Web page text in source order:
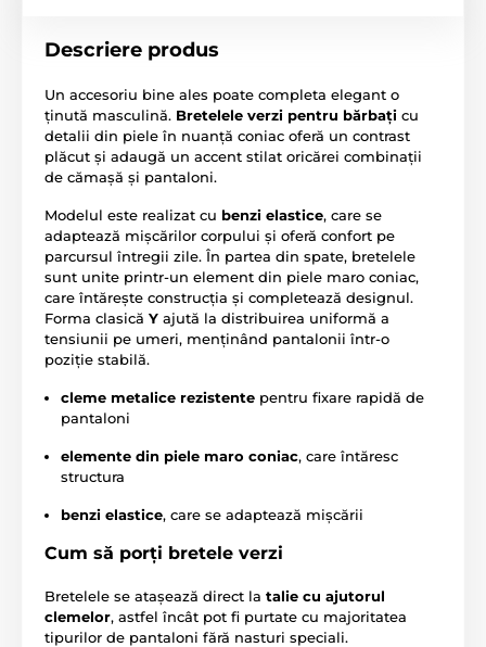
Descriere produs
Un accesoriu bine ales poate completa elegant o
ținută masculină. Bretelele verzi pentru bărbați cu
detalii din piele în nuanță coniac oferă un contrast
plăcut și adaugă un accent stilat oricărei combinații
de cămașă și pantaloni.
Modelul este realizat cu benzi elastice, care se
adaptează mișcărilor corpului și oferă confort pe
parcursul întregii zile. În partea din spate, bretelele
sunt unite printr-un element din piele maro coniac,
care întărește construcția și completează designul.
Forma clasică Y ajută la distribuirea uniformă a
tensiunii pe umeri, menținând pantalonii într-o
poziție stabilă.
cleme metalice rezistente pentru fixare rapidă de
pantaloni
elemente din piele maro coniac, care întăresc
structura
benzi elastice, care se adaptează mișcării
Cum să porți bretele verzi
Bretelele se atașează direct la talie cu ajutorul
clemelor, astfel încât pot fi purtate cu majoritatea
tipurilor de pantaloni fără nasturi speciali.